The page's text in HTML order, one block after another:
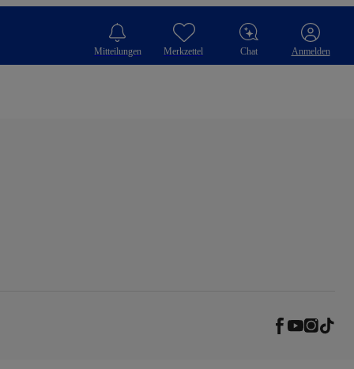
Mitteilungen Merkzettel Chat Anmelden